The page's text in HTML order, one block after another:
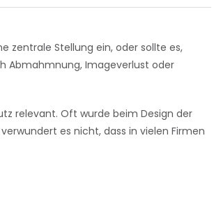
zentrale Stellung ein, oder sollte es,
Abmahmnung, Imageverlust oder
relevant. Oft wurde beim Design der
es nicht, dass in vielen Firmen